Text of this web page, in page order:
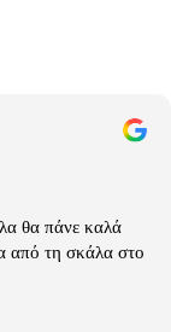
θα πάνε καλά
από τη σκάλα στο